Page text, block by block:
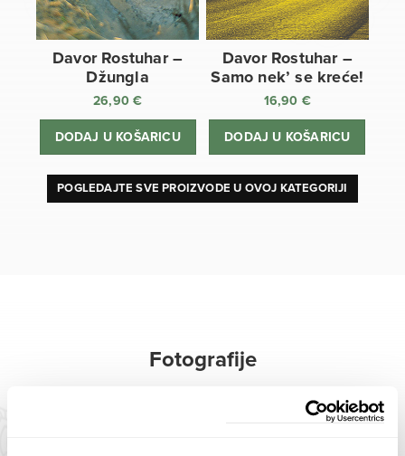
Davor Rostuhar –
Džungla
26,90€
DODAJ U KOŠARICU
Davor Rostuhar –
Samo nek’ se kreće!
16,90 €
DODAJ U KOŠARICU
POGLEDAJTE SVE PROIZVODE U OVOJ KATEGORIJI
Fotografije